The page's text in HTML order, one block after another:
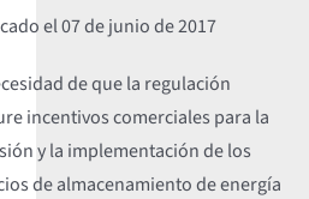
el07 de junio de 2017
de que la regulación
incentivos comerciales para la
y la implementación de los
de almacenamiento de energía